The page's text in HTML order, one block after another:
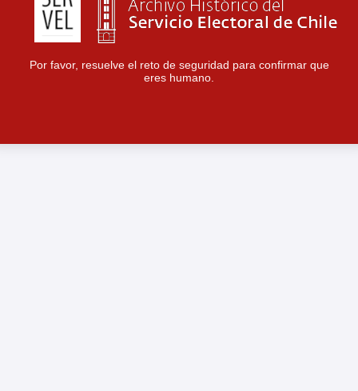
Por favor, resuelve el reto de seguridad para confirmar que
eres humano.